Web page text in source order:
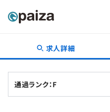
転職・キャリア
新卒就活
求人詳細
通過ランク：F